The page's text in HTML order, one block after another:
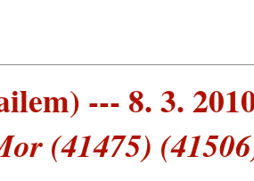
--- 8. 3.
(41475)